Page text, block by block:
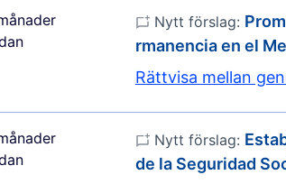
Nytt förslag:
rmanencia en el
Rättvisa mellan
Nytt förslag:
de la Seguridad